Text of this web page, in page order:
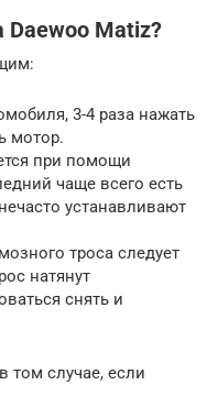
Daewoo Matiz?
3-4 раза нажать
мотор.
при помощи
чаще всего есть
устанавливают
троса следует
натянут
снять и
том случае, если